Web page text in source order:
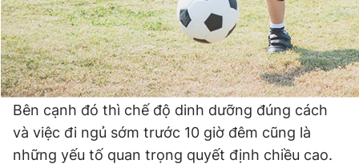
Bên cạnh đó thì chế độ dinh dưỡng đúng cách
và việc đi ngủ sớm trước 10 giờ đêm cũng là
những yếu tố quan trọng quyết định chiều cao.